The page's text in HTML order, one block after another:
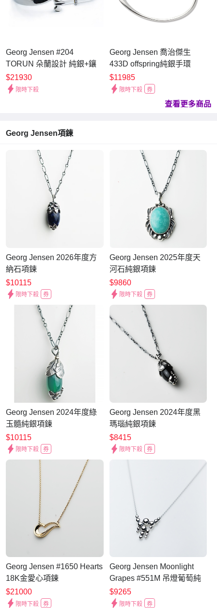
Georg Jensen #204
TORUN 朵蘭設計 純銀+鑲
鑽手環
$21930
限時下殺
Georg Jensen 喬治傑生
433D offspring純銀手環
$11985
限時下殺 券
查看更多商品
Georg Jensen項鍊
Georg Jensen 2026年度方
納石項鍊
$10115
限時下殺 券
Georg Jensen 2025年度天
河石純銀項鍊
$9860
限時下殺 券
Georg Jensen 2024年度綠
玉髓純銀項鍊
$10115
限時下殺 券
Georg Jensen 2024年度黑
瑪瑙純銀項鍊
$8415
限時下殺 券
Georg Jensen #1650 Hearts
18K金愛心項鍊
$21000
限時下殺 券
Georg Jensen Moonlight
Grapes #551M 吊燈葡萄純
銀項鍊
$9265
限時下殺 券